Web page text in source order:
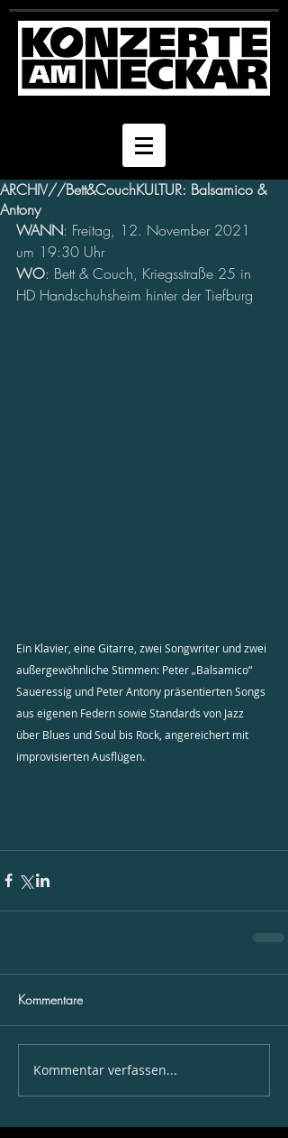
ARCHIV//Bett&CouchKULTUR: Balsamico &
Antony
WANN: Freitag, 12. November 2021
um 19:30 Uhr
WO: Bett & Couch, Kriegsstraße 25 in
HD Handschuhsheim hinter der Tiefburg
Ein Klavier, eine Gitarre, zwei Songwriter und zwei
außergewöhnliche Stimmen: Peter „Balsamico“
Saueressig und Peter Antony präsentierten Songs
aus eigenen Federn sowie Standards von Jazz
über Blues und Soul bis Rock, angereichert mit
improvisierten Ausflügen.
Kommentare
Kommentar verfassen...